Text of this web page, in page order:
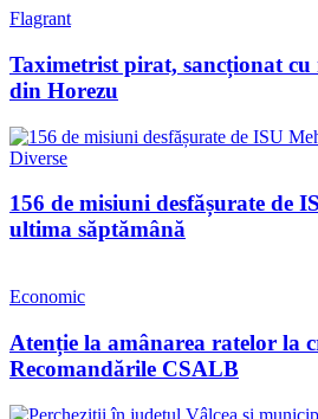
Flagrant
Taximetrist pirat, sancționat
din Horezu
Diverse
156 de misiuni desfășurate de
ultima săptămână
Economic
Atenție la amânarea ratelor la
Recomandările CSALB